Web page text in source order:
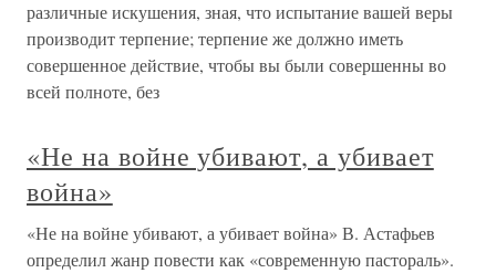
различные искушения, зная, что испытание вашей веры
производит терпение; терпение же должно иметь
совершенное действие, чтобы вы были совершенны во
всей полноте, без
«Не на войне убивают, а убивает
война»
«Не на войне убивают, а убивает война» В. Астафьев
определил жанр повести как «современную пастораль».